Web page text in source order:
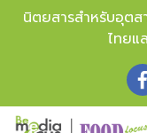
นิตยสารสำหรับอุตส
ไทยแ